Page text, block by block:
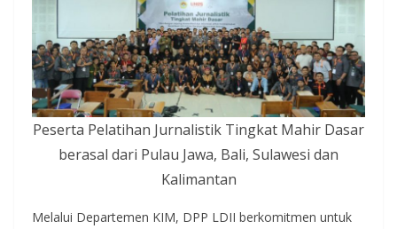
Peserta Pelatihan Jurnalistik Tingkat Mahir Dasar
berasal dari Pulau Jawa, Bali, Sulawesi dan
Kalimantan
Melalui Departemen KIM, DPP LDII berkomitmen untuk